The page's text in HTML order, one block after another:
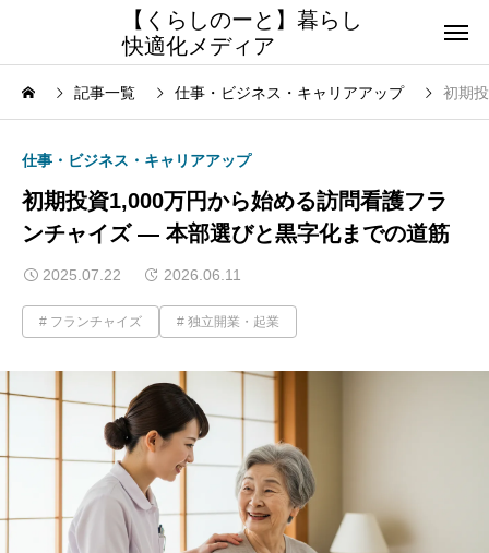
【くらしのーと】暮らし
快適化メディア
記事一覧 仕事・ビジネス・キャリアアップ 初期
仕事・ビジネス・キャリアアップ
初期投資1,000万円から始める訪問看護フラ
ンチャイズ ― 本部選びと黒字化までの道筋
2025.07.22 2026.06.11
フランチャイズ 独立開業・起業